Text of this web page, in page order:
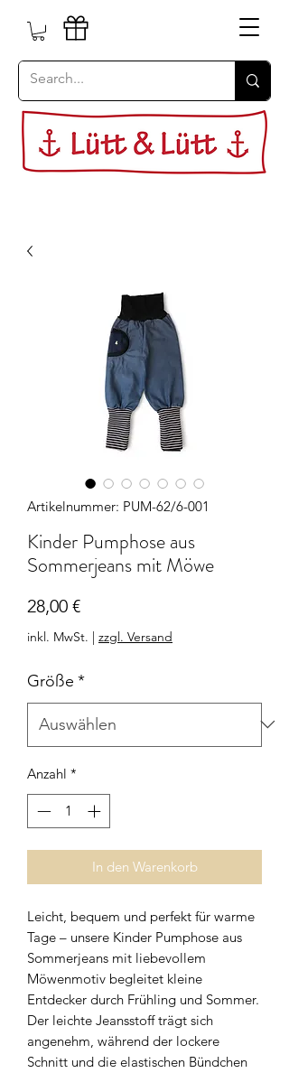
Artikelnummer: PUM-62/6-001
Kinder Pumphose aus
Sommerjeans mit Möwe
28,00 €Preis
inkl. MwSt. | zzgl. Versand
Größe *
Anzahl *
In den Warenkorb
Leicht, bequem und perfekt für warme
Tage – unsere Kinder Pumphose aus
Sommerjeans mit liebevollem
Möwenmotiv begleitet kleine
Entdecker durch Frühling und Sommer.
Der leichte Jeansstoff trägt sich
angenehm, während der lockere
Schnitt und die elastischen Bündchen